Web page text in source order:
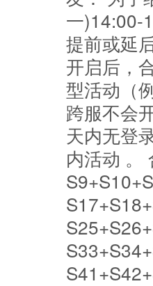
一)14:00-
提前或延
开启后，
型活动（
跨服不会
天内无登
内活动 。